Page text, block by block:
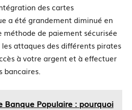
des cartes
a été grandement diminué en
de paiement sécurisée
attaques des différents pirates
à votre argent et à effectuer
bancaires.
Banque Populaire : pourquoi